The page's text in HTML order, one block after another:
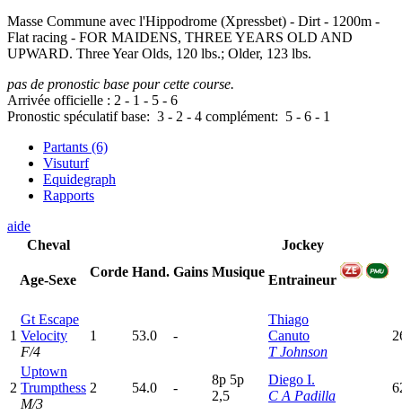
Masse Commune avec l'Hippodrome (Xpressbet) - Dirt - 1200m -
Flat racing - FOR MAIDENS, THREE YEARS OLD AND
UPWARD. Three Year Olds, 120 lbs.; Older, 123 lbs.
pas de pronostic base pour cette course.
Arrivée officielle : 2 - 1 - 5 - 6
Pronostic spéculatif base: 3 - 2 - 4 complément: 5 - 6 - 1
Partants (6)
Visuturf
Equidegraph
Rapports
aide
Cheval
Age-Sexe
Corde Hand. Gains Musique
Jockey
Entraineur
1
Gt Escape
Velocity
F/4
1 53.0 -
Thiago
Canuto
T Johnson
2
Uptown
Trumpthess
M/3
2 54.0 -
8p 5p
2,5
Diego I.
C A Padilla